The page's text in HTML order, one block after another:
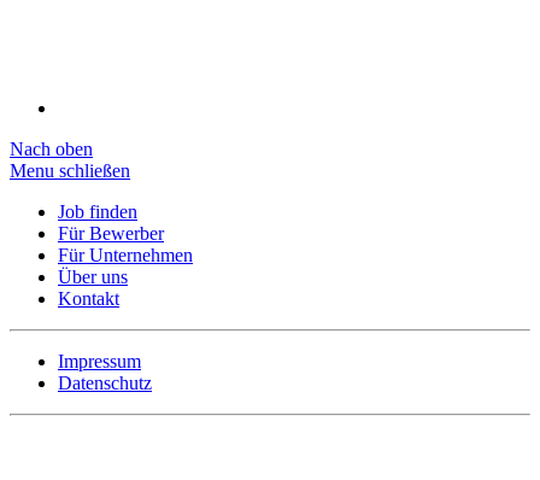
Nach oben
Menu schließen
Job finden
Für Bewerber
Für Unternehmen
Über uns
Kontakt
Impressum
Datenschutz